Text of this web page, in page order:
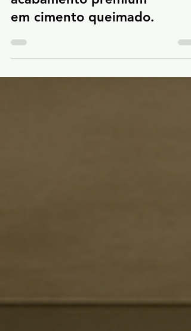
Design minimalista com
acabamento premium
em cimento queimado.